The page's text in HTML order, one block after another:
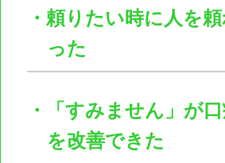
・頼りたい時に人を
った
・「すみません」が
を改善できた